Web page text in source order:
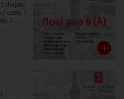
chapsui
carne, 1
1